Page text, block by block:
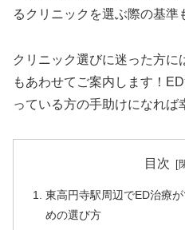
るクリニックを選ぶ際の基準
クリニック選びに迷った方
もあわせてご案内します！
っている方の手助けになれば
目次
東高円寺駅周辺でED治療
めの選び方